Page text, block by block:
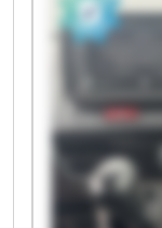
mütek
mütek
mütek
mütek
mütek
mütek
mütek
mütek
mütek
mütek